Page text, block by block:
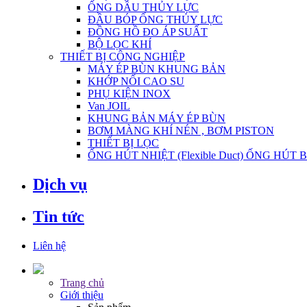
ỐNG DẦU THỦY LỰC
ĐẦU BÓP ỐNG THỦY LỰC
ĐỒNG HỒ ĐO ÁP SUẤT
BỘ LỌC KHÍ
THIẾT BỊ CÔNG NGHIỆP
MÁY ÉP BÙN KHUNG BẢN
KHỚP NỐI CAO SU
PHỤ KIỆN INOX
Van JOIL
KHUNG BẢN MÁY ÉP BÙN
BƠM MÀNG KHÍ NÉN , BƠM PISTON
THIẾT BỊ LỌC
ỐNG HÚT NHIỆT (Flexible Duct) ỐNG HÚT
Dịch vụ
Tin tức
Liên hệ
Trang chủ
Giới thiệu